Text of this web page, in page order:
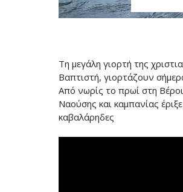
Τη μεγάλη γιορτή της
Βαπτιστή, γιορτάζουν
Από νωρίς το πρωί στη
Ναούσης και καμπανίας
καβαλάρηδες